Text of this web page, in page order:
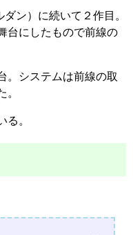
ン）に続いて２作目。
台にしたもので前線の
。システムは前線の取
。
る。